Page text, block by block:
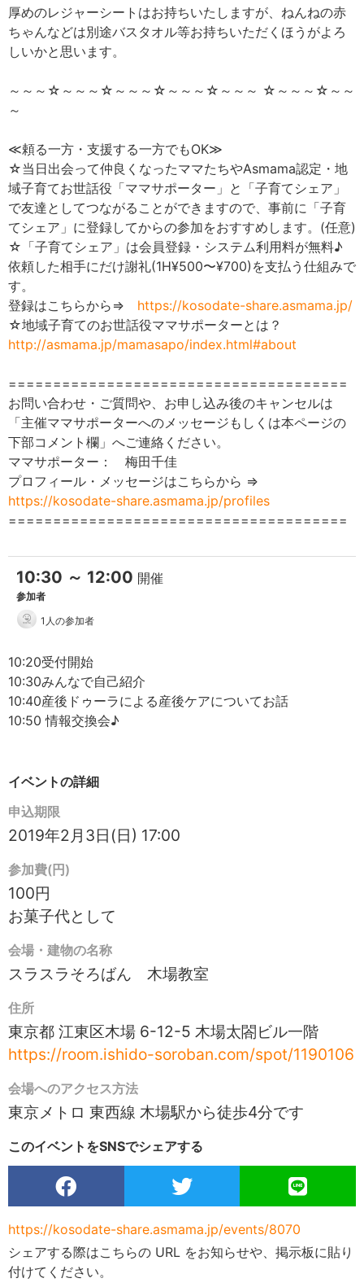
厚めのレジャーシートはお持ちいたしますが、ねんねの赤
ちゃんなどは別途バスタオル等お持ちいただくほうがよろ
しいかと思います。
～～～☆～～～☆～～～☆～～～☆～～～ ☆～～～☆～～
～
≪頼る一方・支援する一方でもOK≫
☆当日出会って仲良くなったママたちやAsmama認定・地
域子育てお世話役「ママサポーター」と「子育てシェア」
で友達としてつながることができますので、事前に「子育
てシェア」に登録してからの参加をおすすめします。(任意)
☆「子育てシェア」は会員登録・システム利用料が無料♪
依頼した相手にだけ謝礼(1H¥500〜¥700)を支払う仕組みで
す。
登録はこちらから⇒ https://kosodate-share.asmama.jp/
☆地域子育てのお世話役ママサポーターとは？
http://asmama.jp/mamasapo/index.html#about
======================================
お問い合わせ・ご質問や、お申し込み後のキャンセルは
「主催ママサポーターへのメッセージもしくは本ページの
下部コメント欄」へご連絡ください。
ママサポーター： 梅田千佳
プロフィール・メッセージはこちらから ⇒
https://kosodate-share.asmama.jp/profiles
======================================
10:30 ～ 12:00 開催
参加者
1人の参加者
10:20受付開始
10:30みんなで自己紹介
10:40産後ドゥーラによる産後ケアについてお話
10:50 情報交換会♪
イベントの詳細
申込期限
2019年2月3日(日) 17:00
参加費(円)
100円
お菓子代として
会場・建物の名称
スラスラそろばん 木場教室
住所
東京都 江東区木場 6-12-5 木場太閤ビル一階
https://room.ishido-soroban.com/spot/1190106
会場へのアクセス方法
東京メトロ 東西線 木場駅から徒歩4分です
このイベントをSNSでシェアする
https://kosodate-share.asmama.jp/events/8070
シェアする際はこちらの URL をお知らせや、掲示板に貼り
付けてください。